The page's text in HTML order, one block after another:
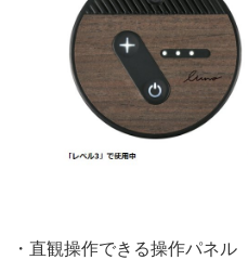
・直観操作できる操作パネル